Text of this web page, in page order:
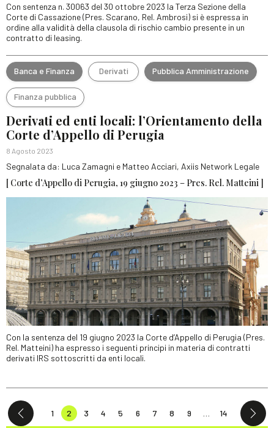
Con sentenza n. 30063 del 30 ottobre 2023 la Terza Sezione della
Corte di Cassazione (Pres. Scarano, Rel. Ambrosi) si è espressa in
ordine alla validità della clausola di rischio cambio presente in un
contratto di leasing.
Banca e Finanza Derivati Pubblica Amministrazione
Finanza pubblica
Derivati ed enti locali: l’Orientamento della
Corte d’Appello di Perugia
8 Agosto 2023
Segnalata da: Luca Zamagni e Matteo Acciari, Axiis Network Legale
[ Corte d’Appello di Perugia, 19 giugno 2023 – Pres. Rel. Matteini ]
Con la sentenza del 19 giugno 2023 la Corte d’Appello di Perugia (Pres.
Rel. Matteini) ha espresso i seguenti principi in materia di contratti
derivati IRS sottoscritti da enti locali.
1 2 3 4 5 6 7 8 9 … 14